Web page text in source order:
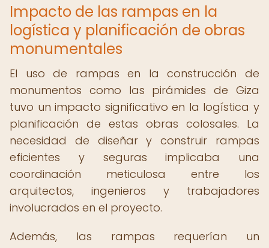
Impacto de las rampas en la
logística y planificación de obras
monumentales
El uso de rampas en la construcción de
monumentos como las pirámides de Giza
tuvo un impacto significativo en la logística y
planificación de estas obras colosales. La
necesidad de diseñar y construir rampas
eficientes y seguras implicaba una
coordinación meticulosa entre los
arquitectos, ingenieros y trabajadores
involucrados en el proyecto.
Además, las rampas requerían un